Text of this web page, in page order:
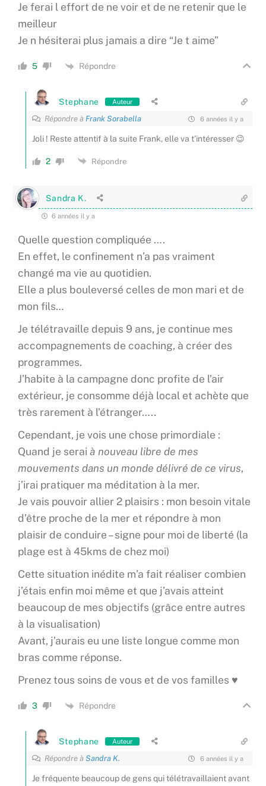
Je ferai l effort de ne voir et de ne retenir que le
meilleur
Je n hésiterai plus jamais a dire “Je t aime”
5 Répondre
Stephane Auteur
Répondre àFrank Sorabella 6 années il y a
Joli ! Reste attentif à la suite Frank, elle va t’intéresser 😉
2 Répondre
Sandra K.
6 années il y a
Quelle question compliquée ….
En effet, le confinement n’a pas vraiment
changé ma vie au quotidien.
Elle a plus bouleversé celles de mon mari et de
mon fils…
Je télétravaille depuis 9 ans, je continue mes
accompagnements de coaching, à créer des
programmes.
J’habite à la campagne donc profite de l’air
extérieur, je consomme déjà local et achète que
très rarement à l’étranger…..
Cependant, je vois une chose primordiale :
Quand je seraià nouveau libre de mes
mouvements dans un monde délivré de ce virus,
j’irai pratiquer ma méditation à la mer.
Je vais pouvoir allier 2 plaisirs : mon besoin vitale
d’être proche de la mer et répondre à mon
plaisir de conduire – signe pour moi de liberté (la
plage est à 45kms de chez moi)
Cette situation inédite m’a fait réaliser combien
j’étais enfin moi même et que j’avais atteint
beaucoup de mes objectifs (grâce entre autres
à la visualisation)
Avant, j’aurais eu une liste longue comme mon
bras comme réponse.
Prenez tous soins de vous et de vos familles ♥
3 Répondre
Stephane Auteur
Répondre àSandra K. 6 années il y a
Je fréquente beaucoup de gens qui télétravaillaient avant